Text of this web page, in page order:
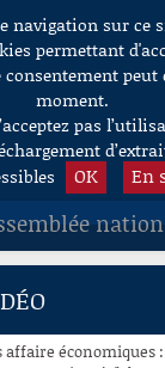
navigation sur ce
permettant
moment.
pas
OK En
affaire économiques